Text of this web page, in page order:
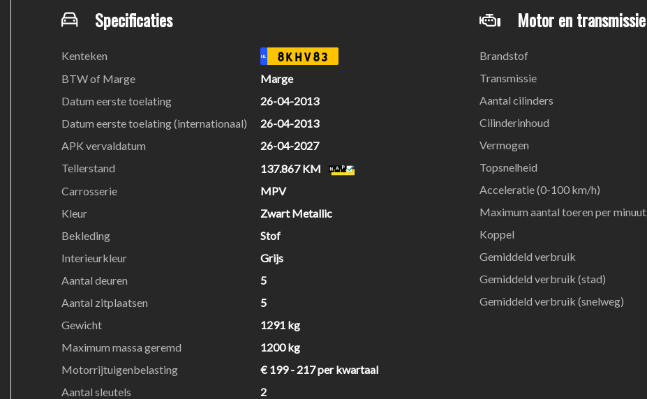
Specificaties
Kenteken NL 8KHV83
BTW of Marge
Marge
Datum eerste toelating
26-04-2013
Datum eerste toelating (internationaal)
26-04-2013
APK vervaldatum
26-04-2027
Tellerstand
137.867 KM
Carrosserie
MPV
Kleur
Zwart Metallic
Bekleding
Stof
Interieurkleur
Grijs
Aantal deuren
5
Aantal zitplaatsen
5
Gewicht
1291 kg
Maximum massa geremd
1200 kg
Motorrijtuigenbelasting
€ 199 - 217 per kwartaal
Aantal sleutels
2
Motor en transmissie
Brandstof
Transmissie
Aantal cilinders
Cilinderinhoud
Vermogen
Topsnelheid
Acceleratie (0-100 km/h)
Maximum aantal toeren per minuut
Koppel
Gemiddeld verbruik
Gemiddeld verbruik (stad)
Gemiddeld verbruik (snelweg)